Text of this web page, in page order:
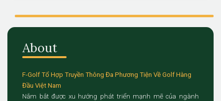
About
F-Golf Tổ Hợp Truyền Thông Đa Phương Tiện Về Golf Hàng
Đầu Việt Nam
Nắm bắt được xu hướng phát triển mạnh mẽ của ngành